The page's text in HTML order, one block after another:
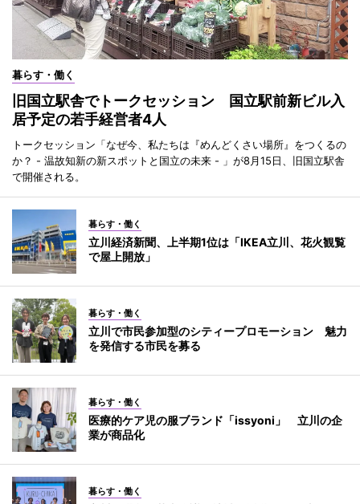
暮らす・働く
旧国立駅舎でトークセッション 国立駅前新ビル入
居予定の若手経営者4人
トークセッション「なぜ今、私たちは『めんどくさい場所』をつくるの
か？ - 温故知新の新スポットと国立の未来 - 」が8月15日、旧国立駅舎
で開催される。
暮らす・働く
立川経済新聞、上半期1位は「IKEA立川、花火観覧
で屋上開放」
暮らす・働く
立川で市民参加型のシティープロモーション 魅力
を発信する市民を募る
暮らす・働く
医療的ケア児の服ブランド「issyoni」 立川の企
業が商品化
暮らす・働く